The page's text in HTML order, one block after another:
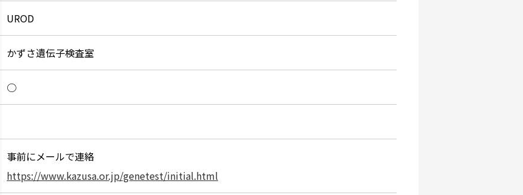
UROD
かずさ遺伝子検査室
○
事前にメールで連絡
https://www.kazusa.or.jp/genetest/initial.html